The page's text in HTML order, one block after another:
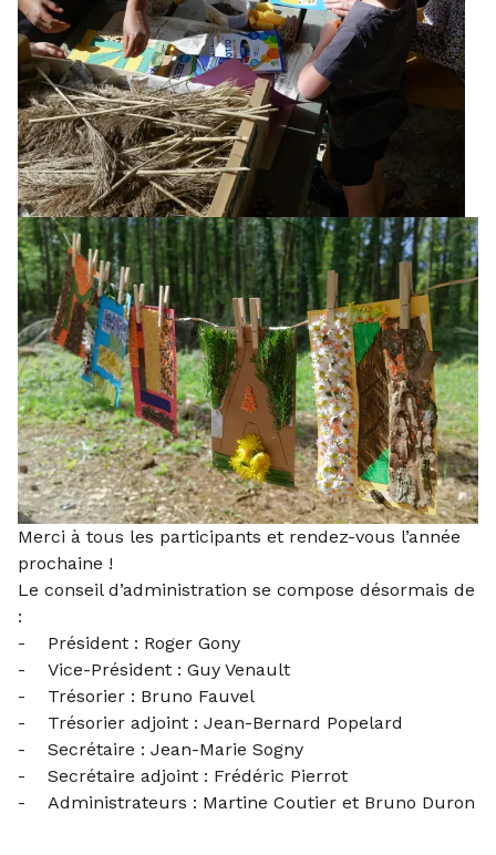
Merci à tous les participants et rendez-vous l’année
prochaine !
Le conseil d’administration se compose désormais de
:
- Président : Roger Gony
- Vice-Président : Guy Venault
- Trésorier : Bruno Fauvel
- Trésorier adjoint : Jean-Bernard Popelard
- Secrétaire : Jean-Marie Sogny
- Secrétaire adjoint : Frédéric Pierrot
- Administrateurs : Martine Coutier et Bruno Duron